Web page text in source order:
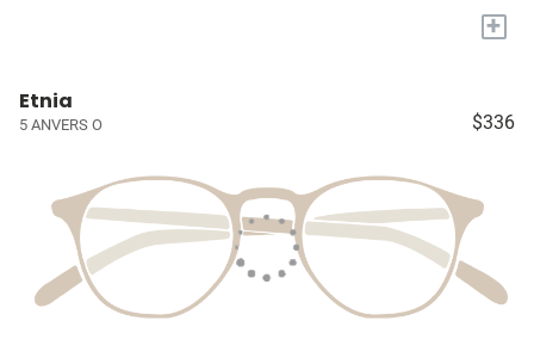
+
Etnia
5 ANVERS O $336